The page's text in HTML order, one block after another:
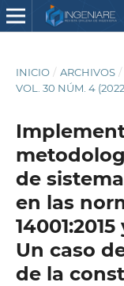
INICIO / ARCHIVOS /
VOL. 30 NÚM. 4
de
en las
Un caso
de la